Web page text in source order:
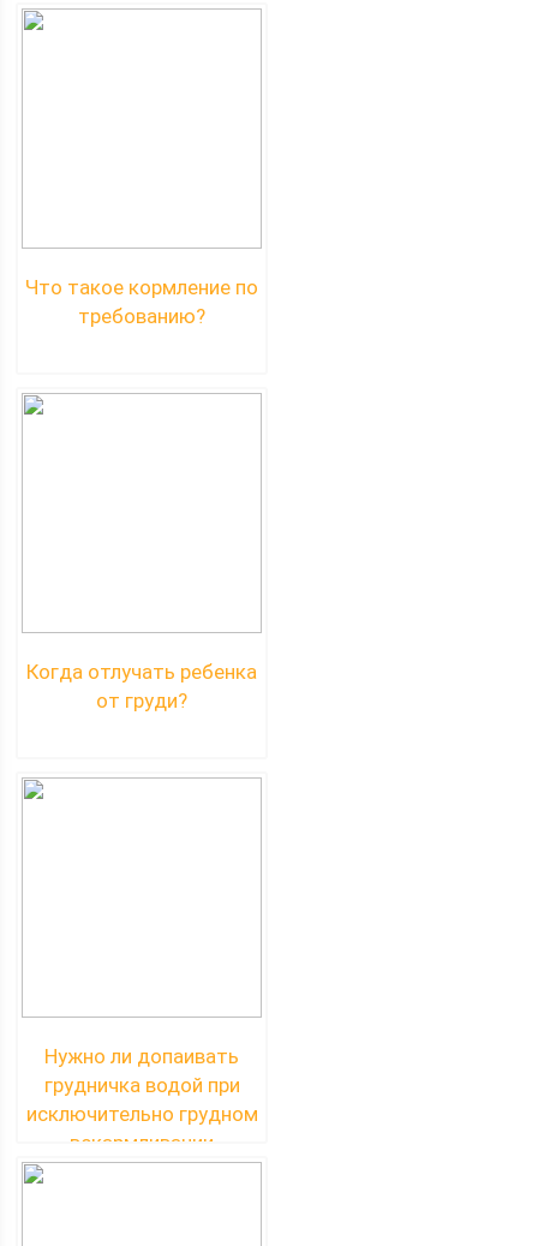
Что такое кормление по
требованию?
Когда отлучать ребенка
от груди?
Нужно ли допаивать
грудничка водой при
исключительно грудном
вскармливании